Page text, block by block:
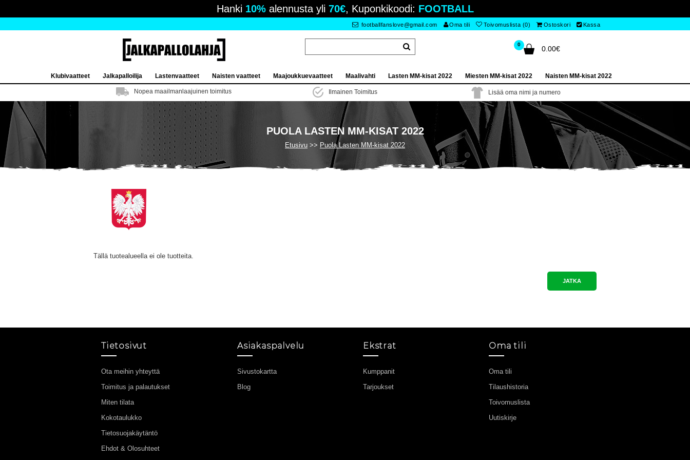
Hanki 10%alennusta yli 70€, Kuponkikoodi: FOOTBALL
footballfanslove@gmail.com Oma tili Toivomuslista (0) Ostoskori Kassa
0
0.00€
Klubivaatteet Jalkapalloilija Lastenvaatteet Naisten vaatteet Maajoukkuevaatteet Maalivahti Lasten MM-kisat 2022 Miesten MM-kisat 2022 Naisten MM-kisat 2022
Nopea maailmanlaajuinen toimitus Ilmainen Toimitus Lisää oma nimi ja numero
PUOLA LASTEN MM-KISAT 2022
Etusivu Puola Lasten MM-kisat 2022
Tällä tuotealueella ei ole tuotteita.
JATKA
Tietosivut
Ota meihin yhteyttä
Toimitus ja palautukset
Miten tilata
Kokotaulukko
Tietosuojakäytäntö
Ehdot & Olosuhteet
Asiakaspalvelu
Sivustokartta
Blog
Ekstrat
Kumppanit
Tarjoukset
Oma tili
Oma tili
Tilaushistoria
Toivomuslista
Uutiskirje